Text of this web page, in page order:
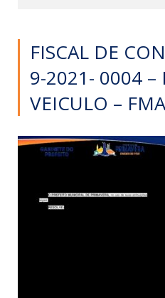
FISCAL DE
9-2021- 0004 –
VEICULO –